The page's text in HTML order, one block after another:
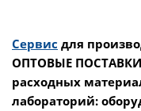
Сервис для
ОПТОВЫЕ ПОСТАВКИ
расходных
лабораторий: